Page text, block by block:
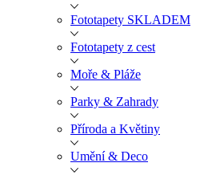
Fototapety SKLADEM
Fototapety z cest
Moře & Pláže
Parky & Zahrady
Příroda a Květiny
Umění & Deco